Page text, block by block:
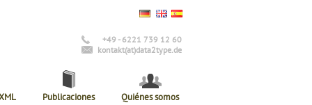
+49 - 6221 739 12 60
kontakt(at)data2type.de
Publicaciones Quiénes somos